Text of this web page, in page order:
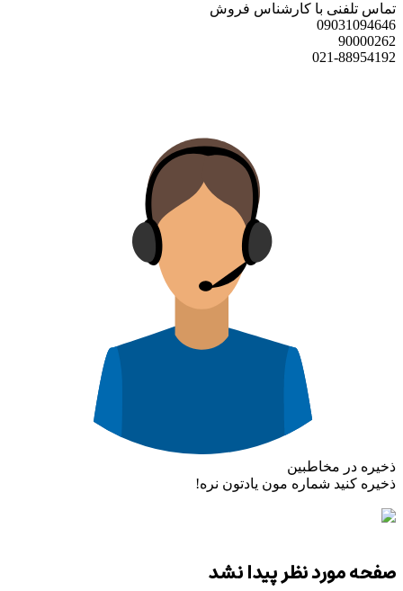
تماس تلفنی با کارشناس فروش
09031094646
90000262
021-88954192
ذخیره در مخاطبین
ذخیره کنید شماره مون یادتون نره!
صفحه مورد نظر پیدا نشد